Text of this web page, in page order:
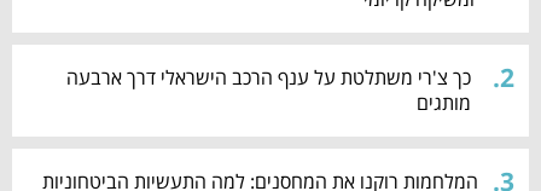
2
.
כך צ'רי משתלטת על ענף הרכב הישראלי דרך ארבעה
מותגים
3
. המלחמות רוקנו את המחסנים: למה התעשיות הביטחוניות